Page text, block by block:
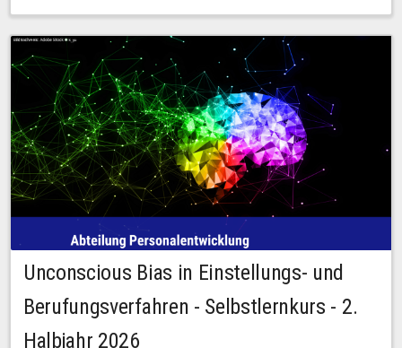
Unconscious Bias in Einstellungs- und
Berufungsverfahren - Selbstlernkurs - 2.
Halbjahr 2026